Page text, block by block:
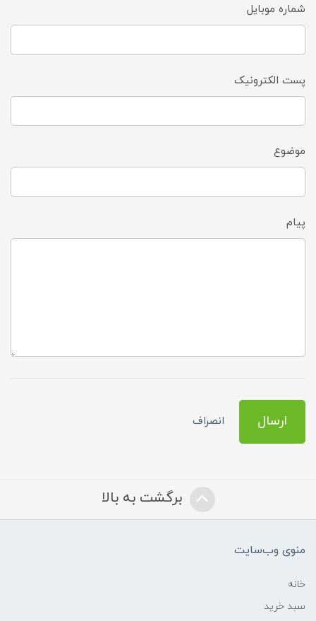
شماره موبایل
پست الکترونیک
موضوع
پیام
ارسال انصراف
برگشت به بالا
منوی وب‌سایت
خانه
سبد خرید